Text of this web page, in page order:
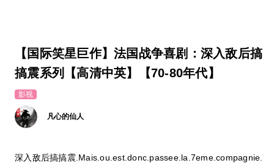
【国际笑星巨作】法国战争喜剧：深入敌后搞
搞震系列【高清中英】【70-80年代】
影视
凡心的仙人
深入敌后搞搞震.Mais.ou.est.donc.passee.la.7eme.compagnie.